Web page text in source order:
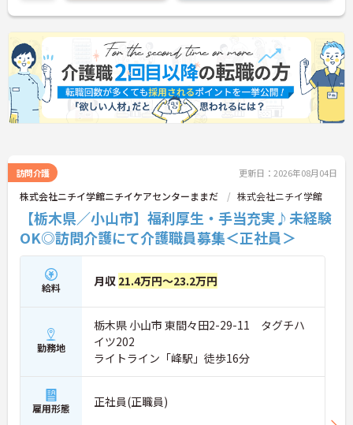
さい！
訪問介護 更新日：2026年08月04日
株式会社ニチイ学館ニチイケアセンターままだ 株式会社ニチイ学館
【栃木県／小山市】福利厚生・手当充実♪未経験
OK◎訪問介護にて介護職員募集＜正社員＞
給料 月収 21.4万円～23.2万円
勤務地
栃木県 小山市 東間々田2-29-11 タグチハ
イツ202
ライトライン「峰駅」徒歩16分
雇用形態 正社員(正職員)